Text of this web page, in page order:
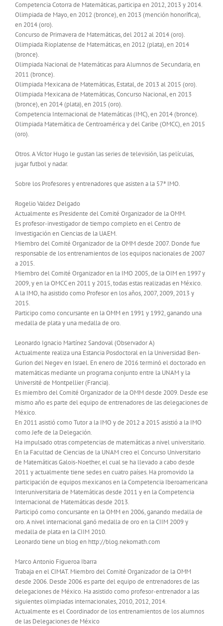
Competencia Cotorra de Matemáticas, participa en 2012, 2013 y 2014.
Olimpiada de Mayo, en 2012 (bronce), en 2013 (mención honorífica),
en 2014 (oro).
Concurso de Primavera de Matemáticas, del 2012 al 2014 (oro).
Olimpiada Rioplatense de Matemáticas, en 2012 (plata), en 2014
(bronce).
Olimpiada Nacional de Matemáticas para Alumnos de Secundaria, en
2011 (bronce).
Olimpiada Mexicana de Matemáticas, Estatal, de 2013 al 2015 (oro).
Olimpiada Mexicana de Matemáticas, Concurso Nacional, en 2013
(bronce), en 2014 (plata), en 2015 (oro).
Competencia Internacional de Matemáticas (IMC), en 2014 (bronce).
Olimpiada Matemática de Centroamérica y del Caribe (OMCC), en 2015
(oro).
Otros. A Víctor Hugo le gustan las series de televisión, las películas,
jugar futbol y nadar.
Sobre los Profesores y entrenadores que asisten a la 57ª IMO.
Rogelio Valdez Delgado
Actualmente es Presidente del Comité Organizador de la OMM.
Es profesor-investigador de tiempo completo en el Centro de
Investigación en Ciencias de la UAEM.
Miembro del Comité Organizador de la OMM desde 2007. Donde fue
responsable de los entrenamientos de los equipos nacionales de 2007
a 2015.
Miembro del Comité Organizador en la IMO 2005, de la OIM en 1997 y
2009, y en la OMCC en 2011 y 2015, todas estas realizadas en México.
A la IMO, ha asistido como Profesor en los años, 2007, 2009, 2013 y
2015.
Participo como concursante en la OMM en 1991 y 1992, ganando una
medalla de plata y una medalla de oro.
Leonardo Ignacio Martínez Sandoval (Observador A)
Actualmente realiza una Estancia Posdoctoral en la Universidad Ben-
Gurion del Negev en Israel. En enero de 2016 terminó el doctorado en
matemáticas mediante un programa conjunto entre la UNAM y la
Université de Montpellier (Francia).
Es miembro del Comité Organizador de la OMM desde 2009. Desde ese
mismo año es parte del equipo de entrenadores de las delegaciones de
México.
En 2011 asistió como Tutor a la IMO y de 2012 a 2015 asistió a la IMO
como Jefe de la Delegación.
Ha impulsado otras competencias de matemáticas a nivel universitario.
En la Facultad de Ciencias de la UNAM creo el Concurso Universitario
de Matemáticas Galois-Noether, el cual se ha llevado a cabo desde
2011 y actualmente tiene sedes en cuatro países. Ha promovido la
participación de equipos mexicanos en la Competencia Iberoamericana
Interuniversitaria de Matemáticas desde 2011 y en la Competencia
Internacional de Matemáticas desde 2013.
Participó como concursante en la OMM en 2006, ganando medalla de
oro. A nivel internacional ganó medalla de oro en la CIIM 2009 y
medalla de plata en la CIIM 2010.
Leonardo tiene un blog en http://blog.nekomath.com
Marco Antonio Figueroa Ibarra
Trabaja en el CIMAT. Miembro del Comité Organizador de la OMM
desde 2006. Desde 2006 es parte del equipo de entrenadores de las
delegaciones de México. Ha asistido como profesor-entrenador a las
siguientes olimpiadas internacionales, 2010, 2012, 2014.
Actualmente es el Coordinador de los entrenamientos de los alumnos
de las Delegaciones de México